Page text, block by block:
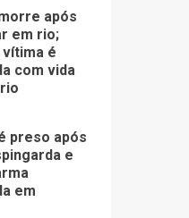
após
em rio;
é
com vida
preso após
e
em